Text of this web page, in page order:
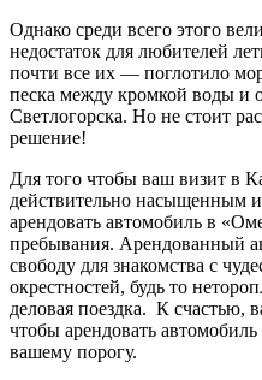
Однако среди всего этого
недостаток для любителей
почти все их — поглотило
песка между кромкой воды и
Светлогорска. Но не стоит
решение!
Для того чтобы ваш визит в
действительно насыщенным
арендовать автомобиль в
пребывания. Арендованный
свободу для знакомства с
окрестностей, будь то
деловая поездка. К счастью,
чтобы арендовать
вашему порогу.